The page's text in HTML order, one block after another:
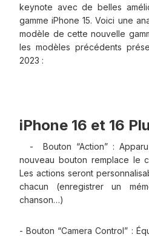
keynote avec de belles
gamme iPhone 15. Voici une
modèle de cette nouvelle
les modèles précédents
2023 :
iPhone 16 et 16
- Bouton “Action” : Apparu
nouveau bouton remplace le
Les actions seront
chacun (enregistrer un
chanson…)
- Bouton “Camera Control” :